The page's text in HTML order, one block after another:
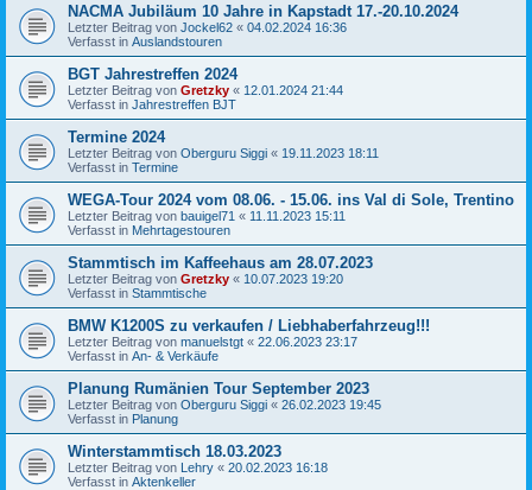
NACMA Jubiläum 10 Jahre in Kapstadt 17.-20.10.2024
Letzter Beitrag von Jockel62 « 04.02.2024 16:36
Verfasst in Auslandstouren
BGT Jahrestreffen 2024
Letzter Beitrag von Gretzky « 12.01.2024 21:44
Verfasst in Jahrestreffen BJT
Termine 2024
Letzter Beitrag von Oberguru Siggi « 19.11.2023 18:11
Verfasst in Termine
WEGA-Tour 2024 vom 08.06. - 15.06. ins Val di Sole, Trentino
Letzter Beitrag von bauigel71 « 11.11.2023 15:11
Verfasst in Mehrtagestouren
Stammtisch im Kaffeehaus am 28.07.2023
Letzter Beitrag von Gretzky « 10.07.2023 19:20
Verfasst in Stammtische
BMW K1200S zu verkaufen / Liebhaberfahrzeug!!!
Letzter Beitrag von manuelstgt « 22.06.2023 23:17
Verfasst in An- & Verkäufe
Planung Rumänien Tour September 2023
Letzter Beitrag von Oberguru Siggi « 26.02.2023 19:45
Verfasst in Planung
Winterstammtisch 18.03.2023
Letzter Beitrag von Lehry « 20.02.2023 16:18
Verfasst in Aktenkeller